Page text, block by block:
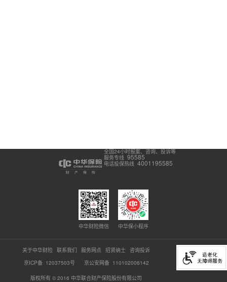
全国24小时报案、咨询、投诉等
服务专线 95585
电话投保热线 4001195585
中华财险微信 中华保小程序
关于中华财险 联系我们 服务网点 招贤纳士 咨询投诉
京ICP备 12037503号
京公安网备 110102006142
版权所有 © 2016 中华联合财产保险股份有限公司